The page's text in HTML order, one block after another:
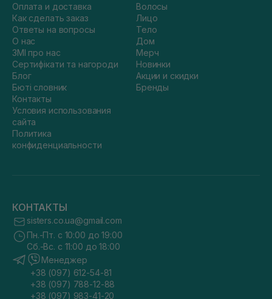
Оплата и доставка
Как сделать заказ
Ответы на вопросы
О нас
ЗМІ про нас
Сертифікати та нагороди
Блог
Бюті словник
Контакты
Условия использования
сайта
Политика
конфиденциальности
Волосы
Лицо
Тело
Дом
Мерч
Новинки
Акции и скидки
Бренды
КОНТАКТЫ
sisters.co.ua@gmail.com
Пн.-Пт. с 10:00 до 19:00
Сб.-Вс. с 11:00 до 18:00
Менеджер
+38 (097) 612-54-81
+38 (097) 788-12-88
+38 (097) 983-41-20